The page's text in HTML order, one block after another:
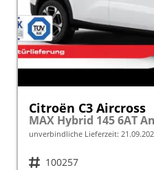
Citroën C3 Aircross
unverbindliche Lieferzeit:
Fahrzeugnr. 100257